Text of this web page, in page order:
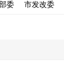
委 市发改委